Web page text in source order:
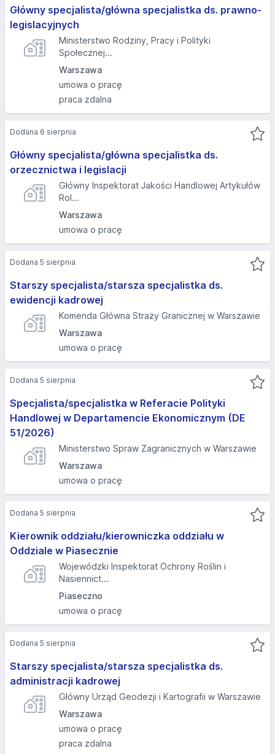
Główny specjalista/główna specjalistka ds. prawno-
legislacyjnych
Ministerstwo Rodziny, Pracy i Polityki
Społecznej...
Warszawa
umowa o pracę
praca zdalna
Główny specjalista/główna specjalistka ds.
orzecznictwa i legislacji
Główny Inspektorat Jakości Handlowej Artykułów
Rol...
Warszawa
umowa o pracę
Dodana 6 sierpnia
Starszy specjalista/starsza specjalistka ds.
ewidencji kadrowej
Komenda Główna Straży Granicznej w Warszawie
Warszawa
umowa o pracę
Dodana 5 sierpnia
Specjalista/specjalistka w Referacie Polityki
Handlowej w Departamencie Ekonomicznym (DE
51/2026)
Ministerstwo Spraw Zagranicznych w Warszawie
Warszawa
umowa o pracę
Dodana 5 sierpnia
Kierownik oddziału/kierowniczka oddziału w
Oddziale w Piasecznie
Wojewódzki Inspektorat Ochrony Roślin i
Nasiennict...
Piaseczno
umowa o pracę
Dodana 5 sierpnia
Starszy specjalista/starsza specjalistka ds.
administracji kadrowej
Główny Urząd Geodezji i Kartografii w Warszawie
Warszawa
umowa o pracę
praca zdalna
Dodana 5 sierpnia